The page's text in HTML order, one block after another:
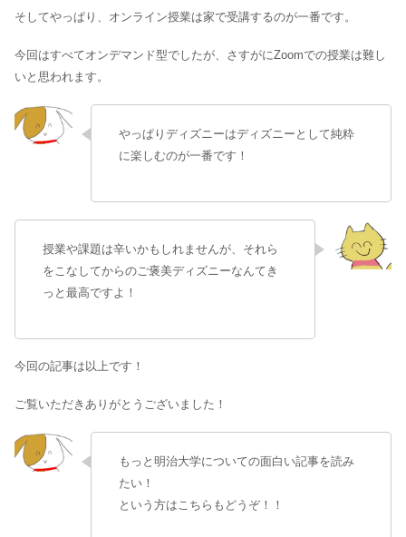
そしてやっぱり、オンライン授業は家で受講するのが一番です。
今回はすべてオンデマンド型でしたが、さすがにZoomでの授業は難し
いと思われます。
やっぱりディズニーはディズニーとして純粋
に楽しむのが一番です！
授業や課題は辛いかもしれませんが、それら
をこなしてからのご褒美ディズニーなんてき
っと最高ですよ！
今回の記事は以上です！
ご覧いただきありがとうございました！
もっと明治大学についての面白い記事を読み
たい！
という方はこちらもどうぞ！！